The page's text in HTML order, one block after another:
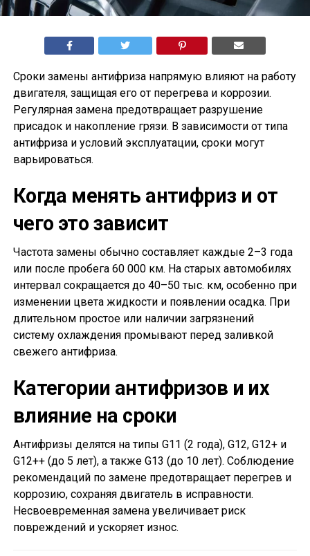
Сроки замены антифриза напрямую влияют на работу
двигателя, защищая его от перегрева и коррозии.
Регулярная замена предотвращает разрушение
присадок и накопление грязи. В зависимости от типа
антифриза и условий эксплуатации, сроки могут
варьироваться.
Когда менять антифриз и от
чего это зависит
Частота замены обычно составляет каждые 2–3 года
или после пробега 60 000 км. На старых автомобилях
интервал сокращается до 40–50 тыс. км, особенно при
изменении цвета жидкости и появлении осадка. При
длительном простое или наличии загрязнений
систему охлаждения промывают перед заливкой
свежего антифриза.
Категории антифризов и их
влияние на сроки
Антифризы делятся на типы G11 (2 года), G12, G12+ и
G12++ (до 5 лет), а также G13 (до 10 лет). Соблюдение
рекомендаций по замене предотвращает перегрев и
коррозию, сохраняя двигатель в исправности.
Несвоевременная замена увеличивает риск
повреждений и ускоряет износ.